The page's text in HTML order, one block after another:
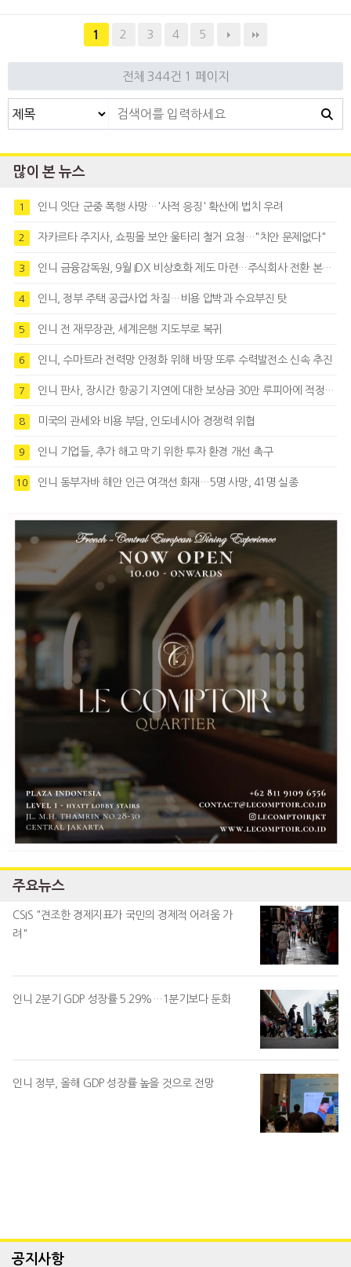
1 2 3 4 5
전체 344건 1 페이지
많이 본 뉴스
1 인니 잇단 군중 폭행 사망…'사적 응징' 확산에 법치 우려
2 자카르타 주지사, 쇼핑몰 보안 울타리 철거 요청…"치안 문제없다"
3 인니 금융감독원, 9월 IDX 비상호화 제도 마련…주식회사 전환 본격화
4 인니, 정부 주택 공급사업 차질…비용 압박과 수요부진 탓
5 인니 전 재무장관, 세계은행 지도부로 복귀
6 인니, 수마트라 전력망 안정화 위해 바땅 또루 수력발전소 신속 추진
7 인니 판사, 장시간 항공기 지연에 대한 보상금 30만 루피아에 적정성 제기
8 미국의 관세와 비용 부담, 인도네시아 경쟁력 위협
9 인니 기업들, 추가 해고 막기 위한 투자 환경 개선 촉구
10 인니 동부자바 해안 인근 여객선 화재…5명 사망, 41명 실종
주요뉴스
CSIS "견조한 경제지표가 국민의 경제적 어려움 가
려"
인니 2분기 GDP 성장률 5.29%…1분기보다 둔화
인니 정부, 올해 GDP 성장률 높을 것으로 전망
공지사항